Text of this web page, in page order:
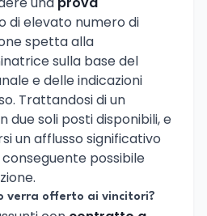
di elevato numero di
spetta alla
sulla base del
e delle indicazioni
Trattandosi di un
due soli posti disponibili, e
un afflusso significativo
possibile
verra offerto ai vincitori?